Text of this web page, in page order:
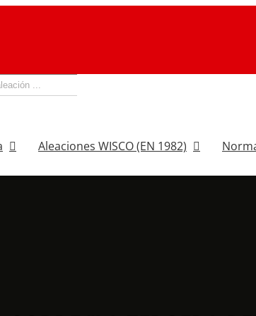
Aleaciones WISCO (EN 1982)